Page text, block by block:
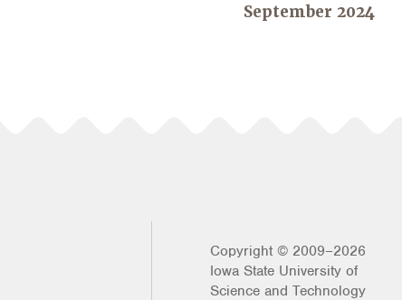
September 2024
Copyright © 2009–2026
Iowa State University of
Science and Technology